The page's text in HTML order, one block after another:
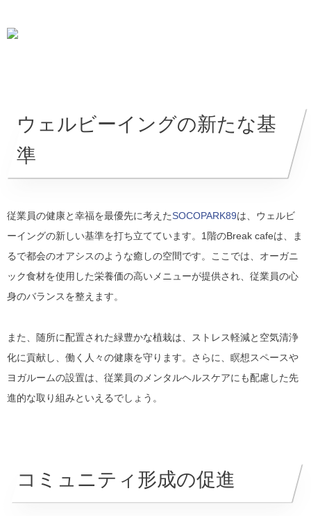
ウェルビーイングの新たな基
準
従業員の健康と幸福を最優先に考えたSOCOPARK89は、ウェルビ
ーイングの新しい基準を打ち立てています。1階のBreak cafeは、ま
るで都会のオアシスのような癒しの空間です。ここでは、オーガニ
ック食材を使用した栄養価の高いメニューが提供され、従業員の心
身のバランスを整えます。
また、随所に配置された緑豊かな植栽は、ストレス軽減と空気清浄
化に貢献し、働く人々の健康を守ります。さらに、瞑想スペースや
ヨガルームの設置は、従業員のメンタルヘルスケアにも配慮した先
進的な取り組みといえるでしょう。
コミュニティ形成の促進